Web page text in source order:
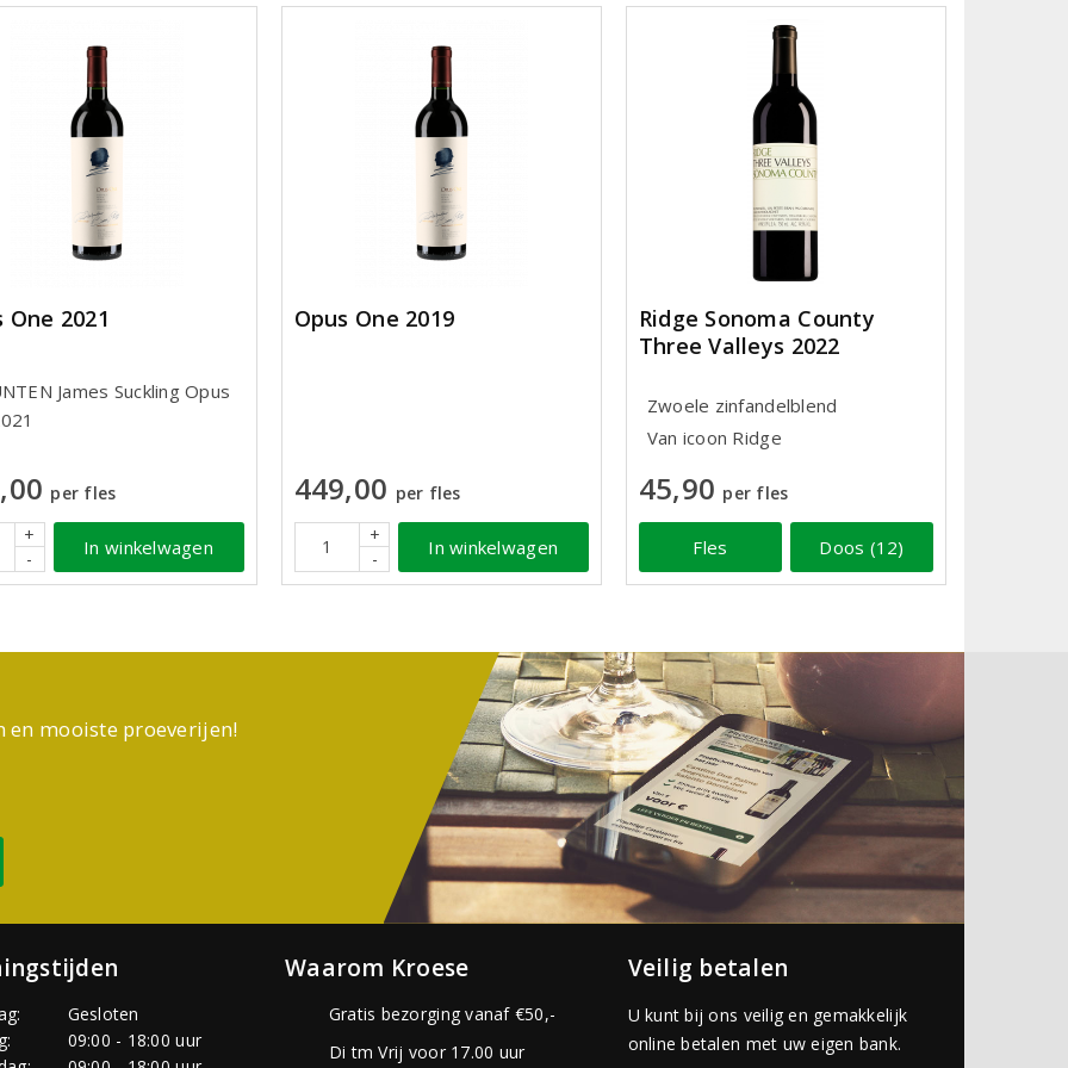
One 2021
James Suckling Opus
per fles
+
-
In winkelwagen
Opus One 2019
449,00 per fles
+
-
In winkelwagen
Ridge Sonoma County
Three Valleys 2022
Zwoele zinfandelblend
Van icoon Ridge
45,90 per fles
Fles Doos (12)
en mooiste proeverijen!
Gesloten
09:00 - 18:00 uur
Waarom Kroese
Gratis bezorging vanaf €50,-
Di tm Vrij voor 17.00 uur
Veilig betalen
U kunt bij ons veilig en gemakkelijk
online betalen met uw eigen bank.